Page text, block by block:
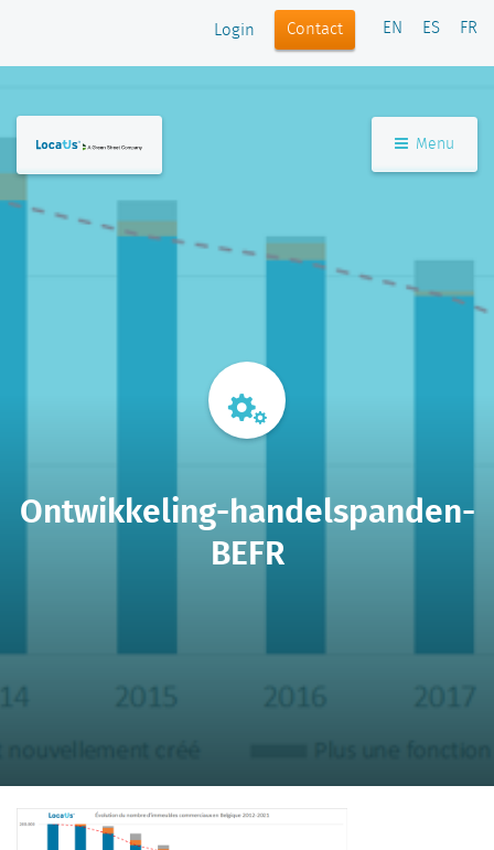
Login Contact EN ES FR
Menu
Ontwikkeling-handelspanden-
BEFR